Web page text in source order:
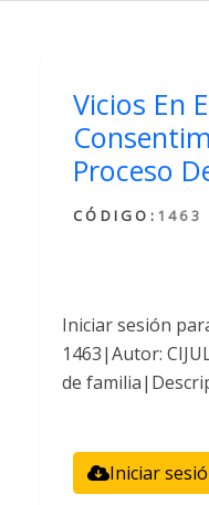
Vicios En
Proceso
CÓDIGO: 1463
Iniciar sesión
1463|Autor:
de
Iniciar